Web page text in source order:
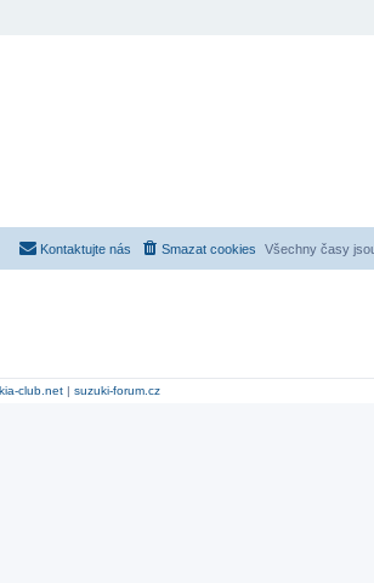
Všechny časy
Smazat cookies
Kontaktujte nás
kia-club.net| suzuki-forum.cz